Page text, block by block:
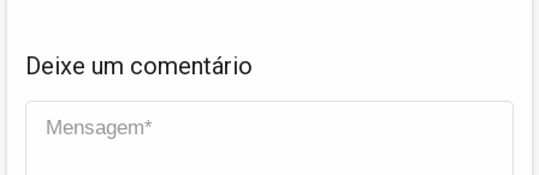
Deixe um comentário